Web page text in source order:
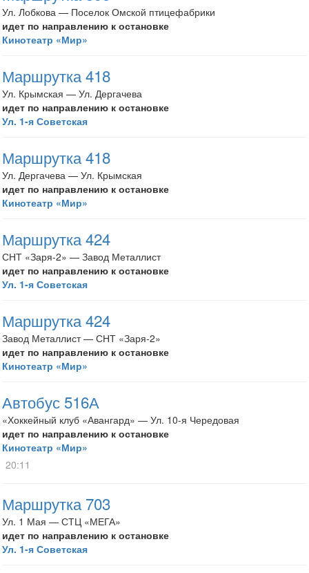
Ул. Лобкова — Поселок Омской птицефабрики
идет по направлению к остановке
Кинотеатр «Мир»
Маршрутка 418
Ул. Крымская — Ул. Дергачева
идет по направлению к остановке
Ул. 1-я Советская
Маршрутка 418
Ул. Дергачева — Ул. Крымская
идет по направлению к остановке
Кинотеатр «Мир»
Маршрутка 424
СНТ «Заря-2» — Завод Металлист
идет по направлению к остановке
Ул. 1-я Советская
Маршрутка 424
Завод Металлист — СНТ «Заря-2»
идет по направлению к остановке
Кинотеатр «Мир»
Автобус 516А
«Хоккейный клуб «Авангард» — Ул. 10-я Чередовая
идет по направлению к остановке
Кинотеатр «Мир»
20:11
Маршрутка 703
Ул. 1 Мая — СТЦ «МЕГА»
идет по направлению к остановке
Ул. 1-я Советская